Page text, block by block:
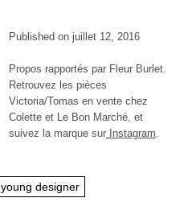
Published on juillet 12, 2016
Propos rapportés par Fleur Burlet.
Retrouvez les pièces
Victoria/Tomas en vente chez
Colette et Le Bon Marché, et
suivez la marque surInstagram.
young designer